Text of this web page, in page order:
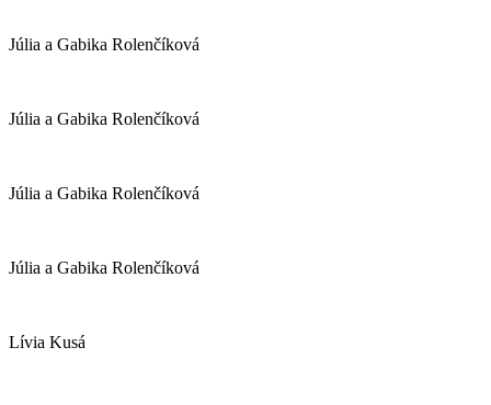
Júlia a Gabika Rolenčíková
Júlia a Gabika Rolenčíková
Júlia a Gabika Rolenčíková
Júlia a Gabika Rolenčíková
Lívia Kusá